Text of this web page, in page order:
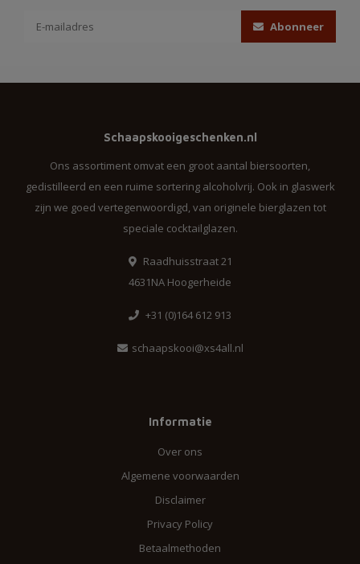
Abonneer
Schaapskooigeschenken.nl
Ons assortiment omvat een groot aantal biersoorten,
gedistilleerd en een ruime sortering alcoholvrij. Ook in glaswerk
zijn we goed vertegenwoordigd, van originele bierglazen tot
speciale cocktailglazen.
Raadhuisstraat 21
4631NA Hoogerheide
+31 (0)164 612 913
schaapskooi@xs4all.nl
Informatie
Over ons
Algemene voorwaarden
Disclaimer
Privacy Policy
Betaalmethoden